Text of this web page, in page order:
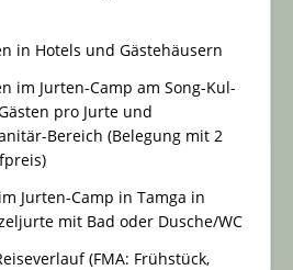
in Hotels und Gästehäusern
im Jurten-Camp am Song-Kul-
pro Jurte und
Bereich (Belegung mit 2
Jurten-Camp in Tamga in
mit Bad oder Dusche/WC
(FMA: Frühstück,